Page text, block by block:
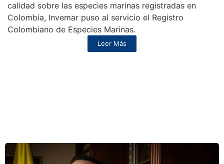
calidad sobre las especies marinas registradas en
Colombia, Invemar puso al servicio el Registro
Colombiano de Especies Marinas.
Leer Más